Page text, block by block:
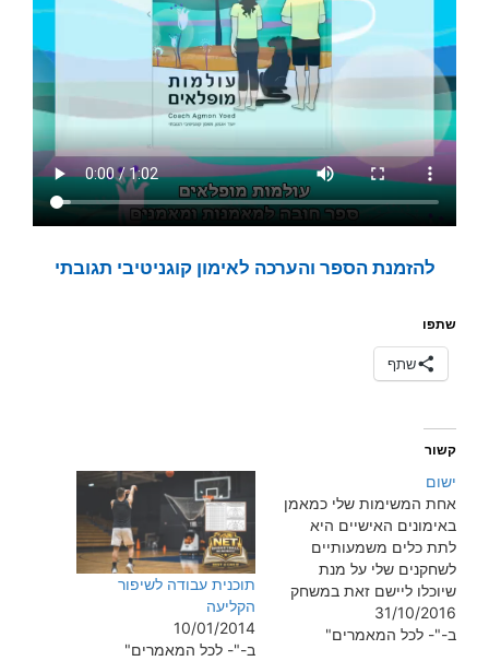
להזמנת הספר והערכה לאימון קוגניטיבי תגובתי
שתפו
שתף
קשור
ישום
אחת המשימות שלי כמאמן
באימונים האישיים היא
לתת כלים משמעותיים
לשחקנים שלי על מנת
שיוכלו ליישם זאת במשחק
שלהם הדרך לישום היא
תמיד ארוכה כל תרגיל צריך
31/10/2016
ב-"- לכל המאמרים"
תוכנית עבודה לשיפור
הקליעה
10/01/2014
ב-"- לכל המאמרים"